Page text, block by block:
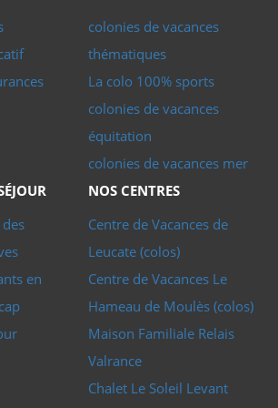
et stage sportifs pour les
: se familiariser avec la nature,
de la montagne et développer son
pratiquant des activités
de l'environnement. C'est aussi
dans des paysages à couper le
notre magnifique centre Le Hameau
de Moules ouvrira ses portes aux
L'écurie Qualina situé à quelques pas
nature, les jeunes pratiquerons
esprit vie à la ferme permanent. Les
colonies de vacances
thématiques
La colo 100% sports
colonies de vacances
équitation
colonies de vacances mer
en
NOS CENTRES
Centre de Vacances de
Leucate (colos)
Centre de Vacances Le
Hameau de Moulès (colos)
Maison Familiale Relais
Valrance
Chalet Le Soleil Levant